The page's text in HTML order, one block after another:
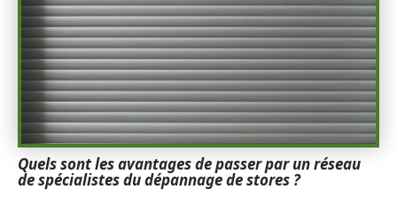
Quels sont les avantages de passer par un réseau
de spécialistes du dépannage de stores ?